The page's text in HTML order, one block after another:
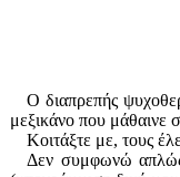
Ο διαπρεπής
μεξικάνο που μάθαινε
Κοιτάξτε με, τους
Δεν συμφωνώ απλώς